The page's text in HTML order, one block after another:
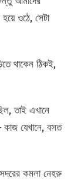
ওঠে, সেটা
থাকেন ঠিকই,
তাই এখানে
কাজ যেখানে, বসত
কমলা নেহরু